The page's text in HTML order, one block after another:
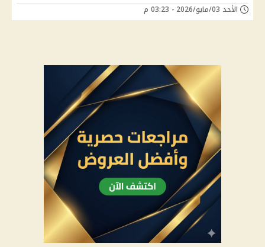
الأحد 03/مايو/2026 - 03:23 م